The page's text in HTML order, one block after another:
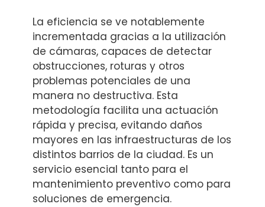
La eficiencia se ve notablemente
incrementada gracias a la utilización
de cámaras, capaces de detectar
obstrucciones, roturas y otros
problemas potenciales de una
manera no destructiva. Esta
metodología facilita una actuación
rápida y precisa, evitando daños
mayores en las infraestructuras de los
distintos barrios de la ciudad. Es un
servicio esencial tanto para el
mantenimiento preventivo como para
soluciones de emergencia.